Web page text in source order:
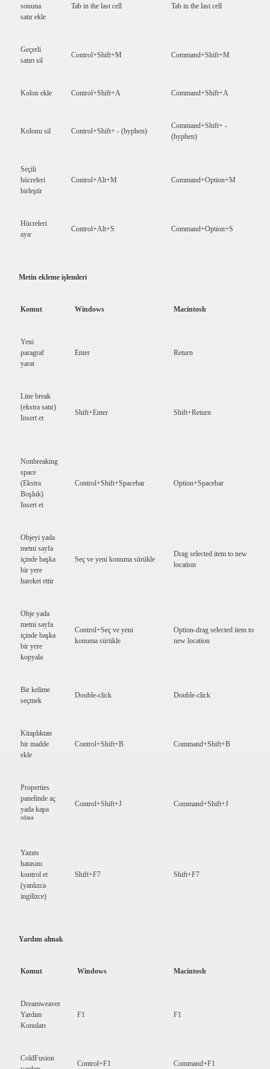
sonuna
satır ekle
Tab in the last cell Tab in the last cell
Geçerli
satırı sil
Control+Shift+M Command+Shift+M
Kolon ekle Control+Shift+A Command+Shift+A
Kolonu sil Control+Shift+ - (hyphen)
Command+Shift+ -
(hyphen)
Seçili
hücreleri
birleştir
Control+Alt+M Command+Option+M
Hücreleri
ayır
Control+Alt+S Command+Option+S
Metin ekleme işlemleri
Komut Windows Macintosh
Yeni
paragraf
yarat
Enter Return
Line break
(ekstra satır)
Insert et
Shift+Enter Shift+Return
Nonbreaking
space
(Ekstra
Boşluk)
Insert et
Control+Shift+Spacebar Option+Spacebar
Objeyi yada
metni sayfa
içinde başka
bir yere
hareket ettir
Seç ve yeni konuma sürükle
Drag selected item to new
location
Obje yada
metni sayfa
içinde başka
bir yere
kopyala
Control+Seç ve yeni
konuma sürükle
Option-drag selected item to
new location
Bir kelime
seçmek
Double-click Double-click
Kitaplıktan
bir madde
ekle
Control+Shift+B Command+Shift+B
Properties
panelinde aç
yada kapa
sdasa
Control+Shift+J Command+Shift+J
Yazım
hatasını
kontrol et
(yanlızca
ingilizce)
Shift+F7 Shift+F7
Yardım almak
Komut Windows Macintosh
Dreamweaver
Yardım
Konuları
F1 F1
ColdFusion
Control+F1 Command+F1